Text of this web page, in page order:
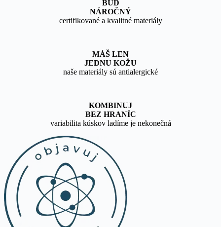
BUĎ
NÁROČNÝ
certifikované a kvalitné materiály
MÁŠ LEN
JEDNU KOŽU
naše materiály sú antialergické
KOMBINUJ
BEZ HRANÍC
variabilita kúskov ladíme je nekonečná